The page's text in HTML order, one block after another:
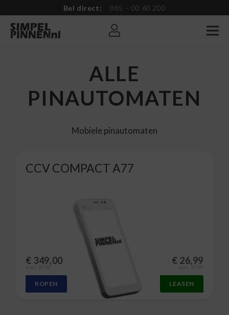
Bel direct: 085 – 00 60 200
ALLE
PINAUTOMATEN
Mobiele pinautomaten
CCV COMPACT A77
€ 349,00
excl. BTW
KOPEN
€ 26,99
excl. BTW
LEASEN